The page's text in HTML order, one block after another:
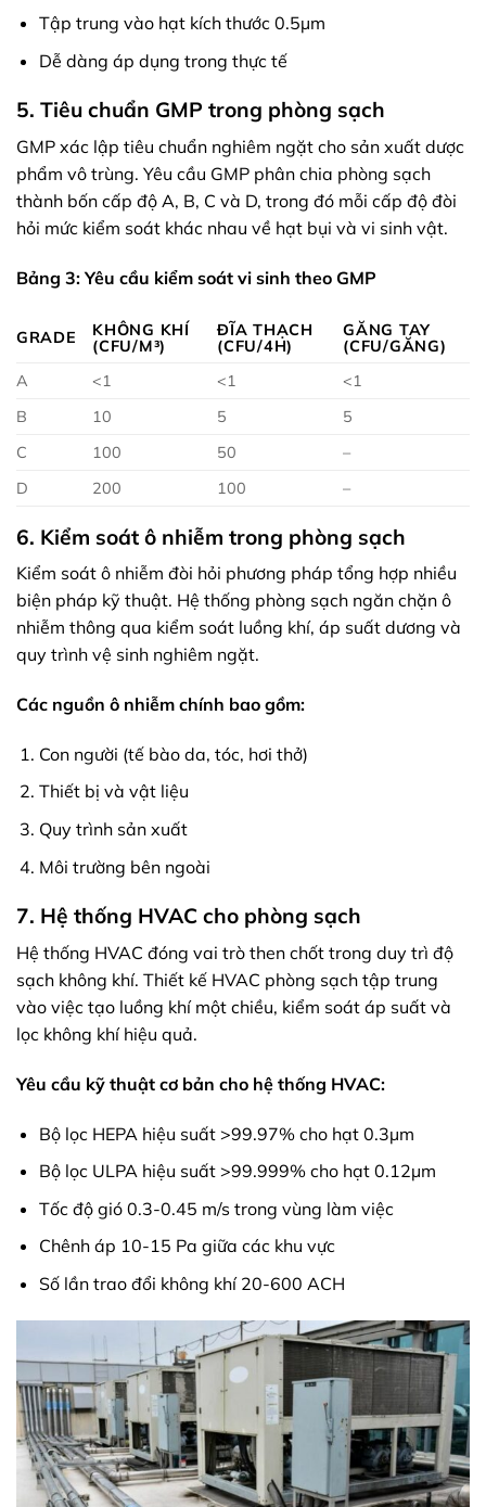
Tập trung vào hạt kích thước 0.5µm
Dễ dàng áp dụng trong thực tế
5. Tiêu chuẩn GMP trong phòng sạch
GMP xác lập tiêu chuẩn nghiêm ngặt cho sản xuất dược
phẩm vô trùng. Yêu cầu GMP phân chia phòng sạch
thành bốn cấp độ A, B, C và D, trong đó mỗi cấp độ đòi
hỏi mức kiểm soát khác nhau về hạt bụi và vi sinh vật.
Bảng 3: Yêu cầu kiểm soát vi sinh theo GMP
GRADE
KHÔNG KHÍ
(CFU/M³)
ĐĨA THẠCH
(CFU/4H)
GĂNG TAY
(CFU/GĂNG)
A
<1 <1
<1
B
10 5
5
C
100 50
–
D
200 100 –
6. Kiểm soát ô nhiễm trong phòng sạch
Kiểm soát ô nhiễm đòi hỏi phương pháp tổng hợp nhiều
biện pháp kỹ thuật. Hệ thống phòng sạch ngăn chặn ô
nhiễm thông qua kiểm soát luồng khí, áp suất dương và
quy trình vệ sinh nghiêm ngặt.
Các nguồn ô nhiễm chính bao gồm:
Con người (tế bào da, tóc, hơi thở)
Thiết bị và vật liệu
Quy trình sản xuất
Môi trường bên ngoài
7. Hệ thống HVAC cho phòng sạch
Hệ thống HVAC đóng vai trò then chốt trong duy trì độ
sạch không khí. Thiết kế HVAC phòng sạch tập trung
vào việc tạo luồng khí một chiều, kiểm soát áp suất và
lọc không khí hiệu quả.
Yêu cầu kỹ thuật cơ bản cho hệ thống HVAC:
Bộ lọc HEPA hiệu suất >99.97% cho hạt 0.3µm
Bộ lọc ULPA hiệu suất >99.999% cho hạt 0.12µm
Tốc độ gió 0.3-0.45 m/s trong vùng làm việc
Chênh áp 10-15 Pa giữa các khu vực
Số lần trao đổi không khí 20-600 ACH